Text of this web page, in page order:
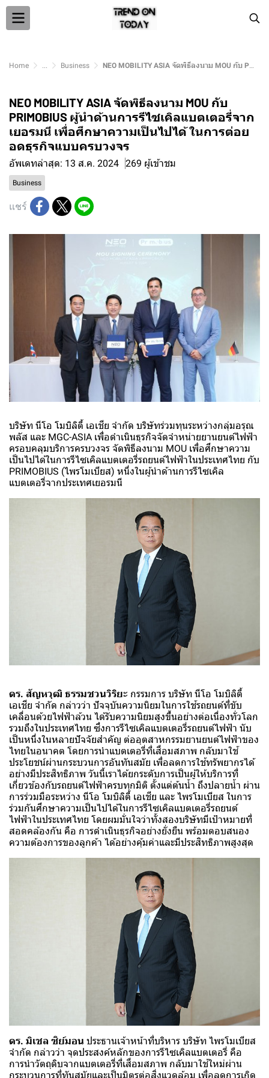
Home ... Business NEO MOBILITY ASIA จัดพิธีลงนาม MOU กับ PRIMOBIUS ผู้นำด้านการรีไซเคิลแบตเตอรี่จากเยอรมนี เพื่อศึกษาความเป็นไปได้ ในการต่อยอดธุรกิจแบบครบวงจร
NEO MOBILITY ASIA จัดพิธีลงนาม MOU กับ
PRIMOBIUS ผู้นำด้านการรีไซเคิลแบตเตอรี่จาก
เยอรมนี เพื่อศึกษาความเป็นไปได้ ในการต่อย
อดธุรกิจแบบครบวงจร
อัพเดทล่าสุด: 13 ส.ค. 2024 269 ผู้เข้าชม
Business
แชร์
บริษัท นีโอ โมบิลิตี้ เอเชีย จำกัด บริษัทร่วมทุนระหว่างกลุ่มอรุณ
พลัส และ MGC-ASIA เพื่อดำเนินธุรกิจจัดจำหน่ายยานยนต์ไฟฟ้า
ครอบคลุมบริการครบวงจร จัดพิธีลงนาม MOU เพื่อศึกษาความ
เป็นไปได้ในการรีไซเคิลแบตเตอรี่รถยนต์ไฟฟ้าในประเทศไทย กับ
PRIMOBIUS (ไพรโมเบียส) หนึ่งในผู้นำด้านการรีไซเคิล
แบตเตอรี่จากประเทศเยอรมนี
ดร. สัญหวุฒิ ธรรมชวนวิริยะ กรรมการ บริษัท นีโอ โมบิลิตี้
เอเชีย จำกัด กล่าวว่า ปัจจุบันความนิยมในการใช้รถยนต์ที่ขับ
เคลื่อนด้วยไฟฟ้าล้วน ได้รับความนิยมสูงขึ้นอย่างต่อเนื่องทั่วโลก
รวมถึงในประเทศไทย ซึ่งการรีไซเคิลแบตเตอรี่รถยนต์ไฟฟ้า นับ
เป็นหนึ่งในหลายปัจจัยสำคัญ ต่ออุตสาหกรรมยานยนต์ไฟฟ้าของ
ไทยในอนาคต โดยการนำแบตเตอรี่ที่เสื่อมสภาพ กลับมาใช้
ประโยชน์ผ่านกระบวนการอันทันสมัย เพื่อลดการใช้ทรัพยากรได้
อย่างมีประสิทธิภาพ วันนี้เราได้ยกระดับการเป็นผู้ให้บริการที่
เกี่ยวข้องกับรถยนต์ไฟฟ้าครบทุกมิติ ตั้งแต่ต้นน้ำ ถึงปลายน้ำ ผ่าน
การร่วมมือระหว่าง นีโอ โมบิลิตี้ เอเชีย และ ไพรโมเบียส ในการ
ร่วมกันศึกษาความเป็นไปได้ในการรีไซเคิลแบตเตอรี่รถยนต์
ไฟฟ้าในประเทศไทย โดยผมมั่นใจว่าทั้งสองบริษัทมีเป้าหมายที่
สอดคล้องกัน คือ การดำเนินธุรกิจอย่างยั่งยืน พร้อมตอบสนอง
ความต้องการของลูกค้า ได้อย่างคุ้มค่าและมีประสิทธิภาพสูงสุด
ดร. มิเชล ซิย์มอน ประธานเจ้าหน้าที่บริหาร บริษัท ไพรโมเบียส
จำกัด กล่าวว่า จุดประสงค์หลักของการรีไซเคิลแบตเตอรี่ คือ
การนำวัตถุดิบจากแบตเตอรี่ที่เสื่อมสภาพ กลับมาใช้ใหม่ผ่าน
กระบวนการที่ทันสมัยและเป็นมิตรต่อสิ่งแวดล้อม เพื่อลดการเกิด